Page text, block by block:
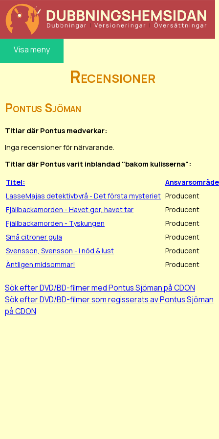
Visa meny
Recensioner
Pontus Sjöman
Titlar där Pontus medverkar:
Inga recensioner för närvarande.
Titlar där Pontus varit inblandad "bakom kulisserna":
Titel:
Ansvarsområde
LasseMajas detektivbyrå - Det första mysteriet Producent
Fjällbackamorden - Havet ger, havet tar
Producent
Fjällbackamorden - Tyskungen
Producent
Små citroner gula
Producent
Svensson, Svensson - I nöd & lust
Producent
Äntligen midsommar!
Producent
Sök efter DVD/BD-filmer med Pontus Sjöman på CDON
Sök efter DVD/BD-filmer som regisserats av Pontus Sjöman
på CDON